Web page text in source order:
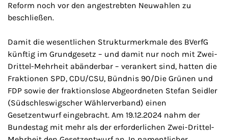
Reform noch vor den angestrebten Neuwahlen zu
beschließen.
Damit die wesentlichen Strukturmerkmale des BVerfG
künftig im Grundgesetz – und damit nur noch mit Zwei-
Drittel-Mehrheit abänderbar – verankert sind, hatten die
Fraktionen SPD, CDU/CSU, Bündnis 90/Die Grünen und
FDP sowie der fraktionslose Abgeordneten Stefan Seidler
(Südschleswigscher Wählerverband) einen
Gesetzentwurf eingebracht. Am 19.12.2024 nahm der
Bundestag mit mehr als der erforderlichen Zwei-Drittel-